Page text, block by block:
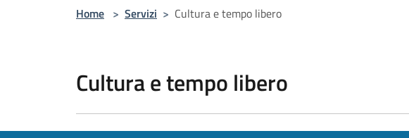
Home > Servizi > Cultura e tempo libero
Cultura e tempo libero